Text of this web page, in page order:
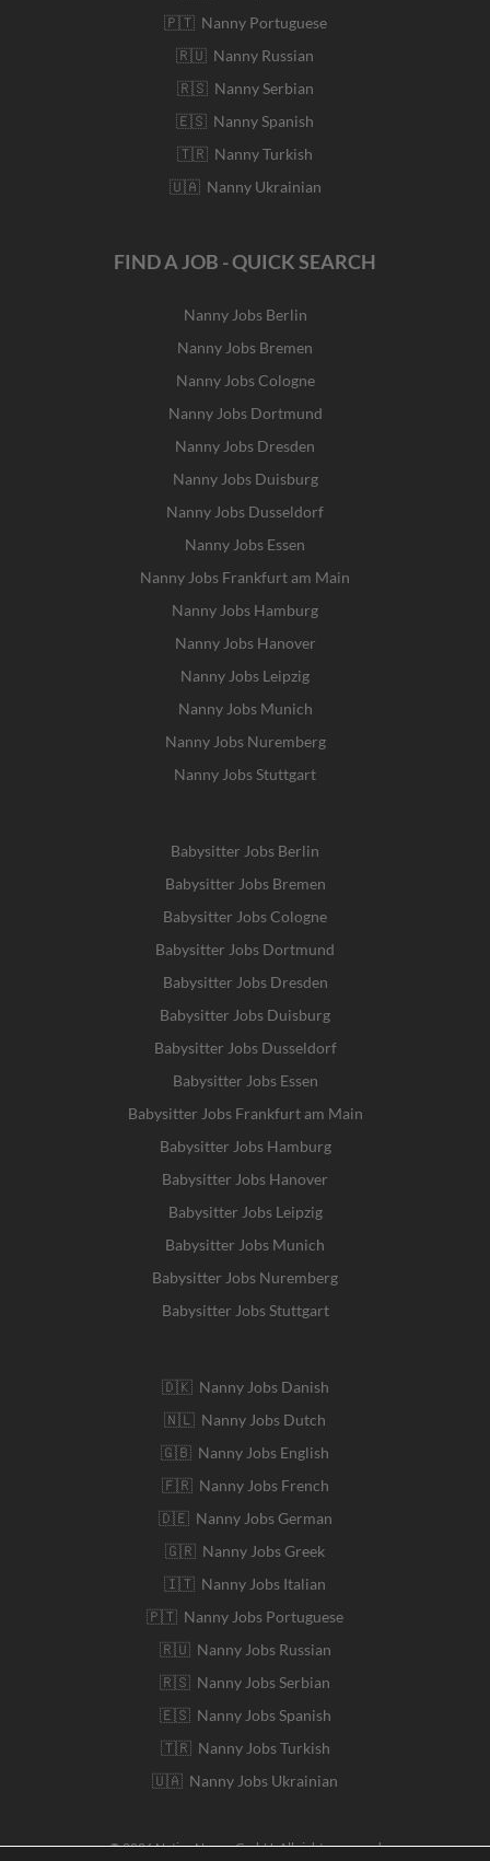
🇵🇹 Nanny Portuguese
🇷🇺 Nanny Russian
🇷🇸 Nanny Serbian
🇪🇸 Nanny Spanish
🇹🇷 Nanny Turkish
🇺🇦 Nanny Ukrainian
FIND A JOB - QUICK SEARCH
Nanny Jobs Berlin
Nanny Jobs Bremen
Nanny Jobs Cologne
Nanny Jobs Dortmund
Nanny Jobs Dresden
Nanny Jobs Duisburg
Nanny Jobs Dusseldorf
Nanny Jobs Essen
Nanny Jobs Frankfurt am Main
Nanny Jobs Hamburg
Nanny Jobs Hanover
Nanny Jobs Leipzig
Nanny Jobs Munich
Nanny Jobs Nuremberg
Nanny Jobs Stuttgart
Babysitter Jobs Berlin
Babysitter Jobs Bremen
Babysitter Jobs Cologne
Babysitter Jobs Dortmund
Babysitter Jobs Dresden
Babysitter Jobs Duisburg
Babysitter Jobs Dusseldorf
Babysitter Jobs Essen
Babysitter Jobs Frankfurt am Main
Babysitter Jobs Hamburg
Babysitter Jobs Hanover
Babysitter Jobs Leipzig
Babysitter Jobs Munich
Babysitter Jobs Nuremberg
Babysitter Jobs Stuttgart
🇩🇰 Nanny Jobs Danish
🇳🇱 Nanny Jobs Dutch
🇬🇧 Nanny Jobs English
🇫🇷 Nanny Jobs French
🇩🇪 Nanny Jobs German
🇬🇷 Nanny Jobs Greek
🇮🇹 Nanny Jobs Italian
🇵🇹 Nanny Jobs Portuguese
🇷🇺 Nanny Jobs Russian
🇷🇸 Nanny Jobs Serbian
🇪🇸 Nanny Jobs Spanish
🇹🇷 Nanny Jobs Turkish
🇺🇦 Nanny Jobs Ukrainian
© 2026 Native Nanny GmbH. All rights reserved